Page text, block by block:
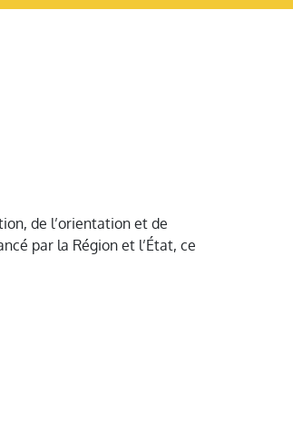
de l’orientation et de
par la Région et l’État, ce